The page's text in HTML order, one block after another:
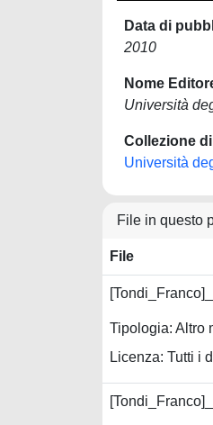
Data di
2010
Nome
Università
Collezione
Università
File in questo
File
Tipologia: Altro
Licenza: Tutti i